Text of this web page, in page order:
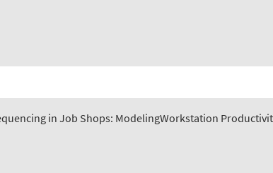
in Job Shops: ModelingWorkstation